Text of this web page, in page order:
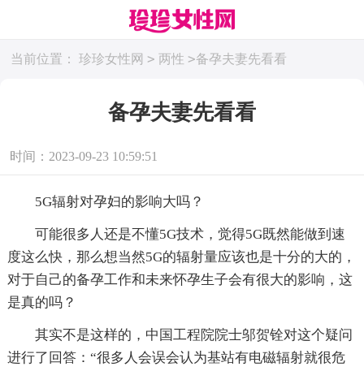
当前位置： 珍珍女性网 > 两性 >备孕夫妻先看看
备孕夫妻先看看
时间：2023-09-23 10:59:51
5G辐射对孕妇的影响大吗？
可能很多人还是不懂5G技术，觉得5G既然能做到速
度这么快，那么想当然5G的辐射量应该也是十分的大的，
对于自己的备孕工作和未来怀孕生子会有很大的影响，这
是真的吗？
其实不是这样的，中国工程院院士邬贺铨对这个疑问
进行了回答：“很多人会误会认为基站有电磁辐射就很危